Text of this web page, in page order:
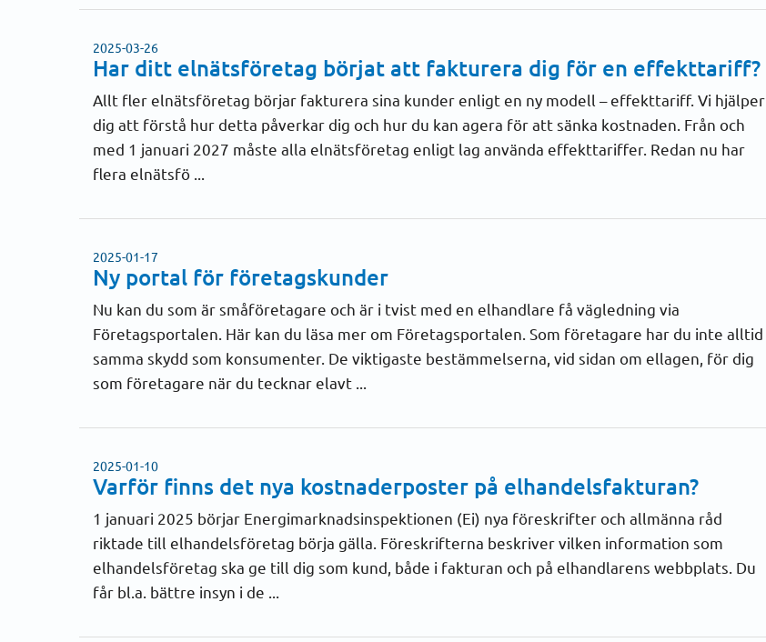
2025-03-26
Har ditt elnätsföretag börjat att fakturera dig för en effekttariff?
Allt fler elnätsföretag börjar fakturera sina kunder enligt en ny modell – effekttariff. Vi hjälper
dig att förstå hur detta påverkar dig och hur du kan agera för att sänka kostnaden. Från och
med 1 januari 2027 måste alla elnätsföretag enligt lag använda effekttariffer. Redan nu har
flera elnätsfö ...
2025-01-17
Ny portal för företagskunder
Nu kan du som är småföretagare och är i tvist med en elhandlare få vägledning via
Företagsportalen. Här kan du läsa mer om Företagsportalen. Som företagare har du inte alltid
samma skydd som konsumenter. De viktigaste bestämmelserna, vid sidan om ellagen, för dig
som företagare när du tecknar elavt ...
2025-01-10
Varför finns det nya kostnaderposter på elhandelsfakturan?
1 januari 2025 börjar Energimarknadsinspektionen (Ei) nya föreskrifter och allmänna råd
riktade till elhandelsföretag börja gälla. Föreskrifterna beskriver vilken information som
elhandelsföretag ska ge till dig som kund, både i fakturan och på elhandlarens webbplats. Du
får bl.a. bättre insyn i de ...